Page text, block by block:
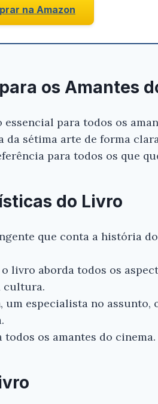
na Amazon
os Amantes
para todos os
da sétima arte de forma
para todos os que
do Livro
que conta a história
livro aborda todos os
cultura.
um especialista no
os amantes do cinema.